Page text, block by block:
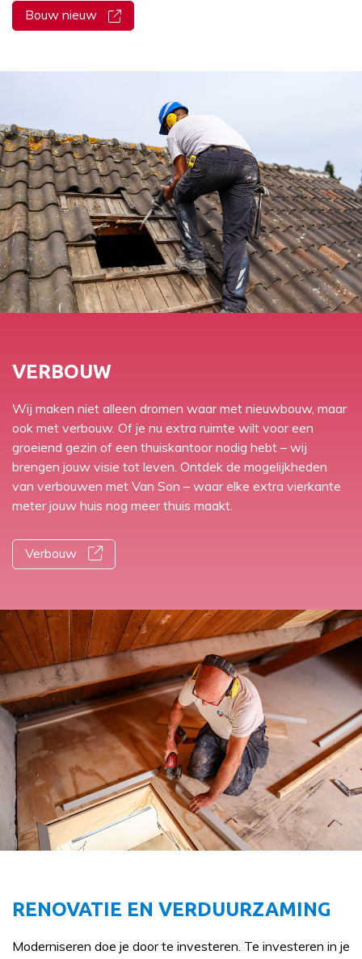
Bouw nieuw
VERBOUW
Wij maken niet alleen dromen waar met nieuwbouw, maar
ook met verbouw. Of je nu extra ruimte wilt voor een
groeiend gezin of een thuiskantoor nodig hebt – wij
brengen jouw visie tot leven. Ontdek de mogelijkheden
van verbouwen met Van Son – waar elke extra vierkante
meter jouw huis nog meer thuis maakt.
Verbouw
RENOVATIE EN VERDUURZAMING
Moderniseren doe je door te investeren. Te investeren in je